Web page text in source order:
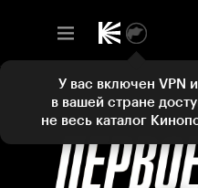
У вас включен VPN
в вашей стране
не весь каталог